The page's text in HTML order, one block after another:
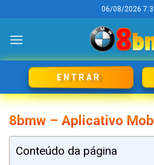
content
06/08/2026
ENTRAR
8bmw – Aplicativo
Conteúdo da página